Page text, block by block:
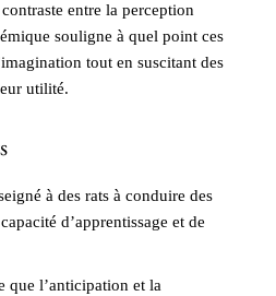
entre la perception
souligne à quel point ces
tout en suscitant des
utilité.
à des rats à conduire des
d’apprentissage et de
que l’anticipation et la